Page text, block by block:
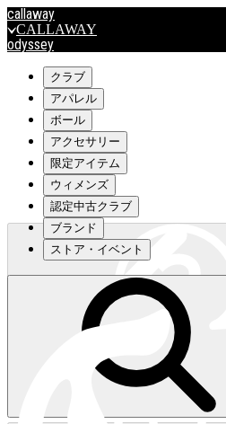
callaway
CALLAWAY
odyssey
travismathew
outlet
OUTLET
キャロウェイアパレルはこちら>>>
キャロウェイアパレルはこちら>>>
クラブ
アパレル
ボール
アクセサリー
限定アイテム
ウィメンズ
認定中古クラブ
ブランド
ストア・イベント